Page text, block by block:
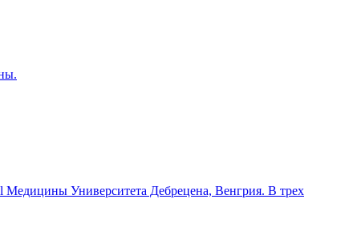
Медицины Университета Дебрецена, Венгрия. В трех